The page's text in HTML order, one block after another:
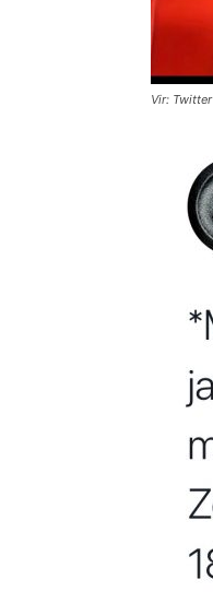
Vir: Twitter